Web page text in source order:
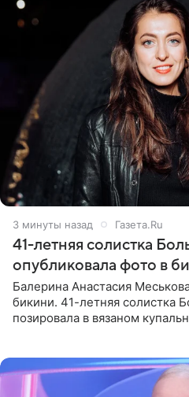
3 минуты назад Газета.Ru
41-летняя солистка
опубликовала фото в
Балерина Анастасия
бикини. 41-летняя солистка
позировала в вязаном